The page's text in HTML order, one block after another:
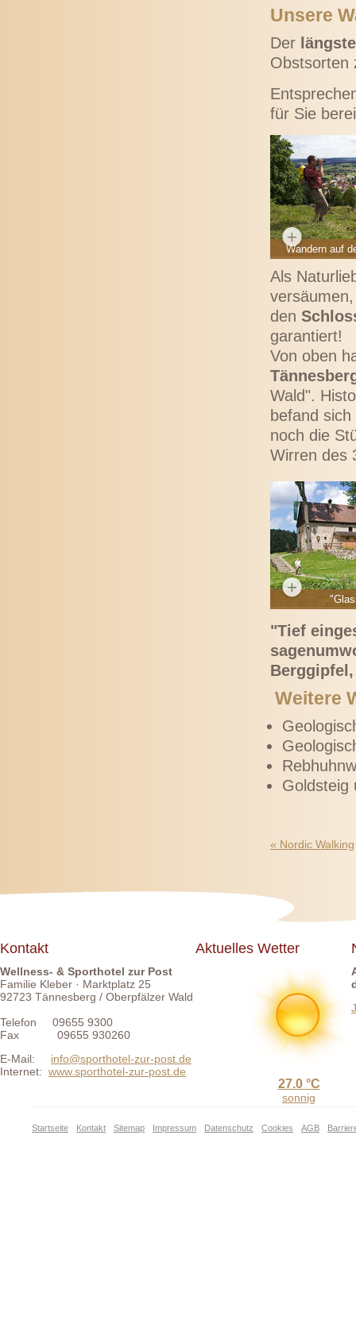
Unsere
Der
Obstsorten
für Sie
Wandern auf
Als
versäumen,
den
garantiert!
Von oben
Wald".
befand
noch die
Wirren des
"Tief
Weitere
Goldsteig
« Nordic Walking
Kontakt
Wellness- & Sporthotel zur Post
Familie Kleber · Marktplatz 25
92723 Tännesberg / Oberpfälzer Wald
Telefon 09655 9300
Fax 09655 930260
E-Mail: info@sporthotel-zur-post.de
Internet: www.sporthotel-zur-post.de
Aktuelles Wetter
27.0
sonnig
Startseite Kontakt Sitemap Impressum Datenschutz Cookies AGB